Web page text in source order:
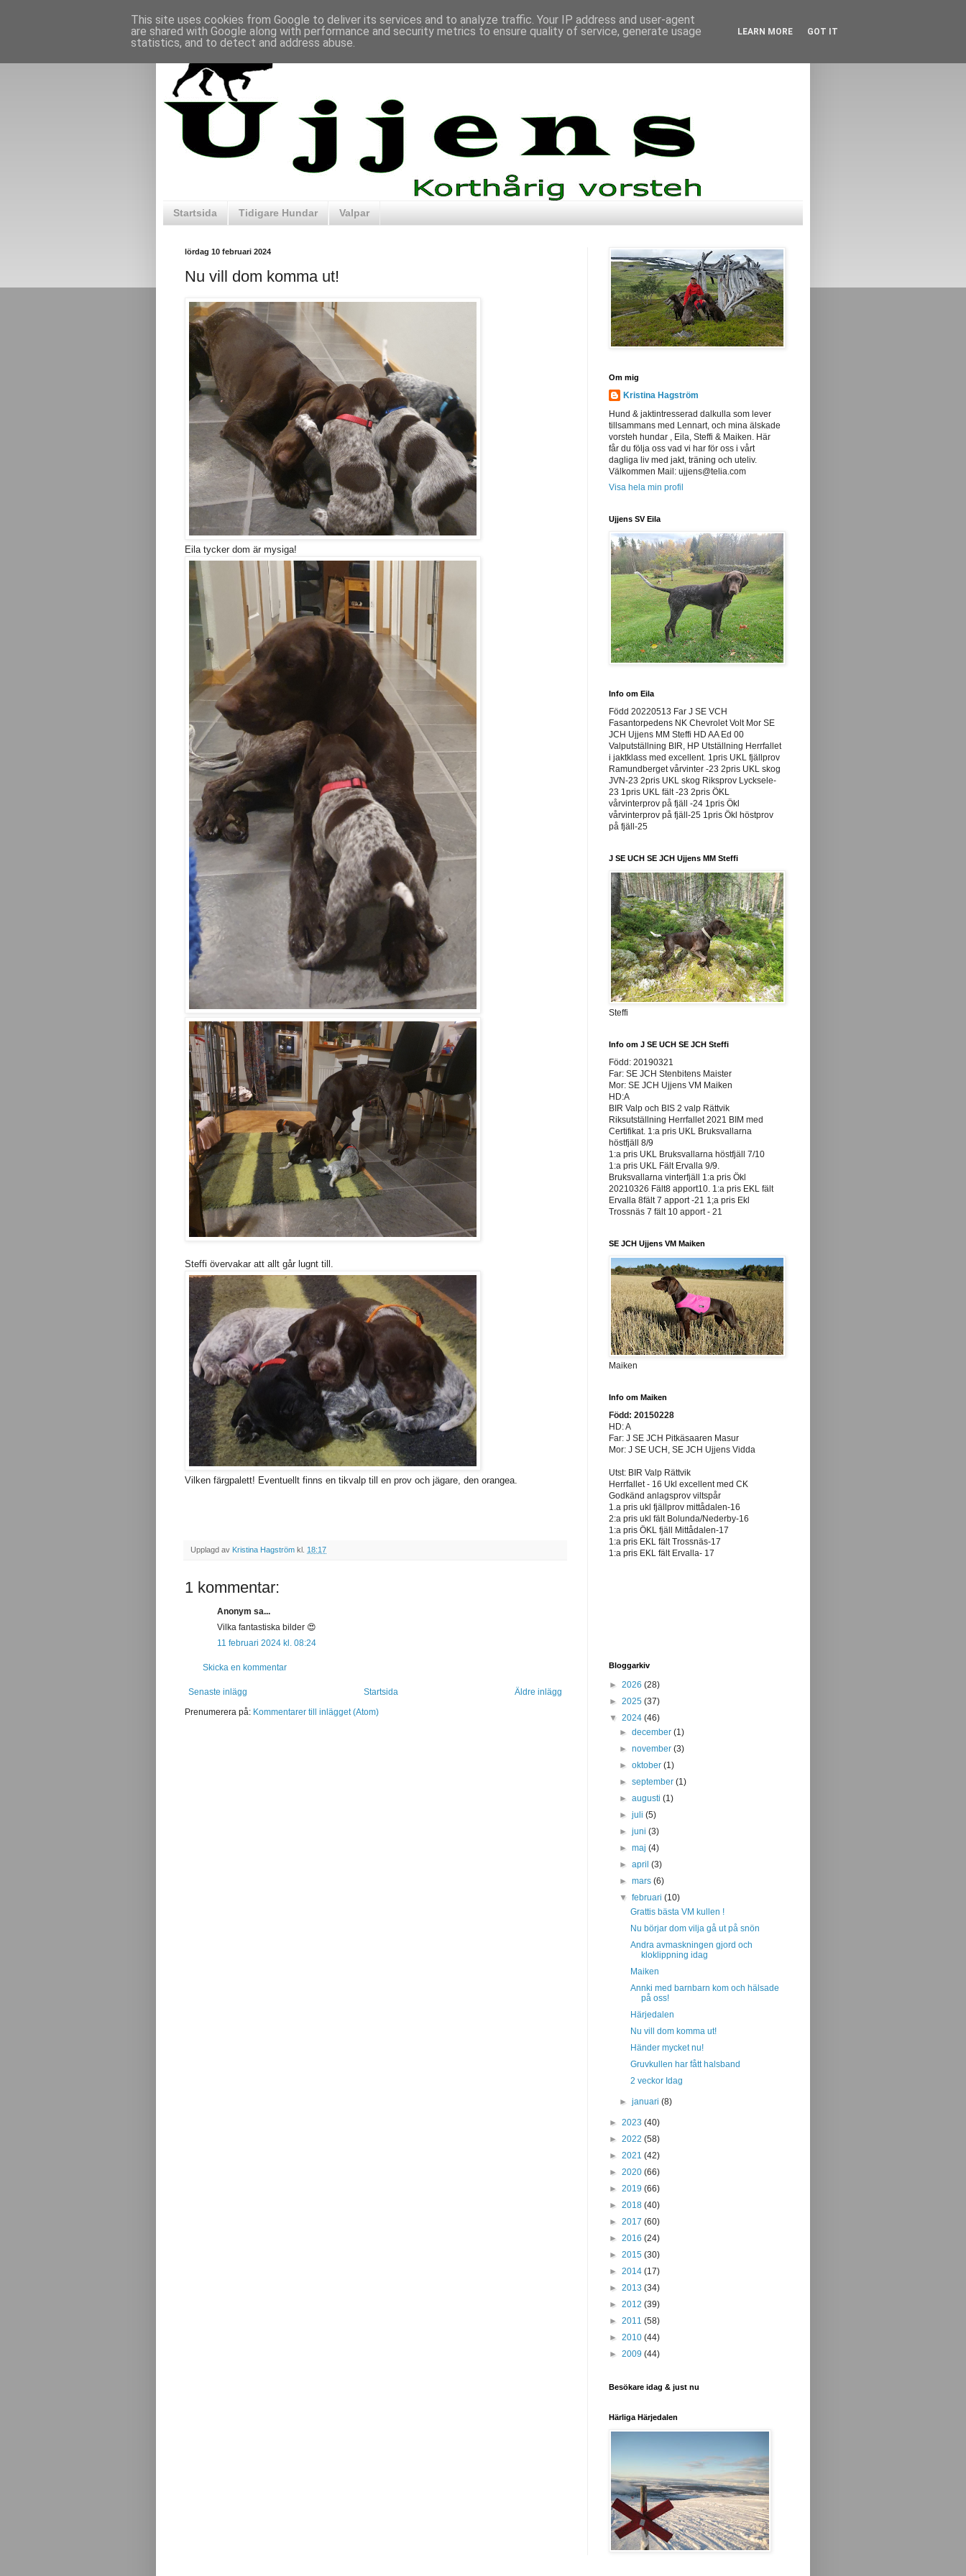
Startsida Tidigare Hundar Valpar
lördag 10 februari 2024
Nu vill dom komma ut!
Eila tycker dom är mysiga!
Steffi övervakar att allt går lugnt till.
Vilken färgpalett! Eventuellt finns en tikvalp till en prov och jägare, den orangea.
Upplagd av Kristina Hagström kl. 18:17
1 kommentar:
Anonym sa...
Vilka fantastiska bilder 😍
11 februari 2024 kl. 08:24
Skicka en kommentar
Senaste inlägg Äldre inlägg
Startsida
Prenumerera på: Kommentarer till inlägget (Atom)
Om mig
Kristina Hagström
Hund & jaktintresserad dalkulla som lever
tillsammans med Lennart, och mina älskade
vorsteh hundar , Eila, Steffi & Maiken. Här
får du följa oss vad vi har för oss i vårt
dagliga liv med jakt, träning och uteliv.
Välkommen Mail: ujjens@telia.com
Visa hela min profil
Ujjens SV Eila
Info om Eila
Född 20220513 Far J SE VCH
Fasantorpedens NK Chevrolet Volt Mor SE
JCH Ujjens MM Steffi HD AA Ed 00
Valputställning BIR, HP Utställning Herrfallet
i jaktklass med excellent. 1pris UKL fjällprov
Ramundberget vårvinter -23 2pris UKL skog
JVN-23 2pris UKL skog Riksprov Lycksele-
23 1pris UKL fält -23 2pris ÖKL
vårvinterprov på fjäll -24 1pris Ökl
vårvinterprov på fjäll-25 1pris Ökl höstprov
på fjäll-25
J SE UCH SE JCH Ujjens MM Steffi
Steffi
Info om J SE UCH SE JCH Steffi
Född: 20190321
Far: SE JCH Stenbitens Maister
Mor: SE JCH Ujjens VM Maiken
HD:A
BIR Valp och BIS 2 valp Rättvik
Riksutställning Herrfallet 2021 BIM med
Certifikat. 1:a pris UKL Bruksvallarna
höstfjäll 8/9
1:a pris UKL Bruksvallarna höstfjäll 7/10
1:a pris UKL Fält Ervalla 9/9.
Bruksvallarna vinterfjäll 1:a pris Ökl
20210326 Fält8 apport10. 1:a pris EKL fält
Ervalla 8fält 7 apport -21 1;a pris Ekl
Trossnäs 7 fält 10 apport - 21
SE JCH Ujjens VM Maiken
Maiken
Info om Maiken
Född: 20150228
HD: A
Far: J SE JCH Pitkäsaaren Masur
Mor: J SE UCH, SE JCH Ujjens Vidda
Utst: BIR Valp Rättvik
Herrfallet - 16 Ukl excellent med CK
Godkänd anlagsprov viltspår
1.a pris ukl fjällprov mittådalen-16
2:a pris ukl fält Bolunda/Nederby-16
1:a pris ÖKL fjäll Mittådalen-17
1:a pris EKL fält Trossnäs-17
1:a pris EKL fält Ervalla- 17
Bloggarkiv
► 2026 (28)
► 2025 (37)
▼ 2024 (46)
►december(1)
►november(3)
►oktober(1)
►september(1)
►augusti(1)
►juli(5)
►juni(3)
►maj(4)
►april(3)
►mars(6)
▼februari(10)
Grattis bästa VM kullen !
Nu börjar dom vilja gå ut på snön
Andra avmaskningen gjord och
kloklippning idag
Maiken
Annki med barnbarn kom och hälsade
på oss!
Härjedalen
Nu vill dom komma ut!
Händer mycket nu!
Gruvkullen har fått halsband
2 veckor Idag
►januari(8)
► 2023 (40)
► 2022 (58)
► 2021 (42)
► 2020 (66)
► 2019 (66)
► 2018 (40)
► 2017 (60)
► 2016 (24)
► 2015 (30)
► 2014 (17)
► 2013 (34)
► 2012 (39)
► 2011 (58)
► 2010 (44)
► 2009 (44)
Besökare idag & just nu
Härliga Härjedalen
This site uses cookies from Google to deliver its services and to analyze traffic. Your IP address and user-agent
are shared with Google along with performance and security metrics to ensure quality of service, generate usage
statistics, and to detect and address abuse.
LEARN MORE GOT IT